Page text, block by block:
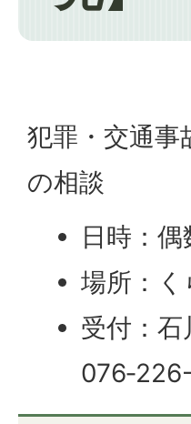
犯罪・交通
の相談
日時：
場所：
受付：